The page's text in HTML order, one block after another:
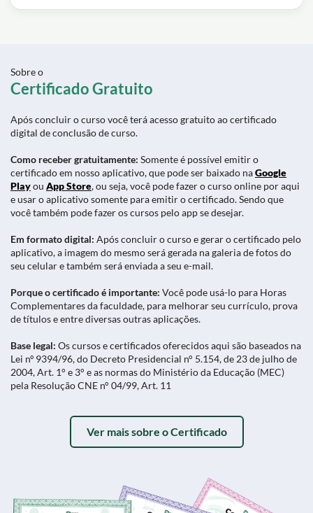
Sobre o
Certificado Gratuito
Após concluir o curso você terá acesso gratuito ao certificado
digital de conclusão de curso.
Como receber gratuitamente: Somente é possível emitir o
certificado em nosso aplicativo, que pode ser baixado naGoogle
Playou App Store, ou seja, você pode fazer o curso online por aqui
e usar o aplicativo somente para emitir o certificado. Sendo que
você também pode fazer os cursos pelo app se desejar.
Em formato digital: Após concluir o curso e gerar o certificado pelo
aplicativo, a imagem do mesmo será gerada na galeria de fotos do
seu celular e também será enviada a seu e-mail.
Porque o certificado é importante: Você pode usá-lo para Horas
Complementares da faculdade, para melhorar seu currículo, prova
de títulos e entre diversas outras aplicações.
Base legal: Os cursos e certificados oferecidos aqui são baseados na
Lei nº 9394/96, do Decreto Presidencial n° 5.154, de 23 de julho de
2004, Art. 1° e 3° e as normas do Ministério da Educação (MEC)
pela Resolução CNE n° 04/99, Art. 11
Ver mais sobre o Certificado